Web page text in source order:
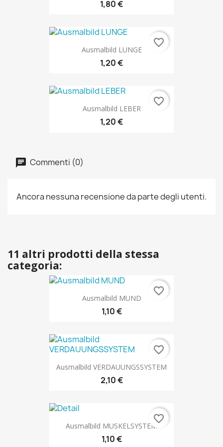
1,80 €
Ausmalbild LUNGE
1,20 €
favorite_border
Ausmalbild LEBER
1,20 €
favorite_border
Commenti (0)
Ancora nessuna recensione da parte degli utenti.
11 altri prodotti della stessa
categoria:
Ausmalbild MUND
1,10 €
favorite_border
Ausmalbild VERDAUUNGSSYSTEM
2,10 €
favorite_border
Ausmalbild MUSKELSYSTEM
1,10 €
favorite_border